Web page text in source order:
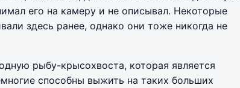
его на камеру и не описывал. Некоторые
здесь ранее, однако они тоже никогда не
рыбу-крысохвоста, которая является
способны выжить на таких больших